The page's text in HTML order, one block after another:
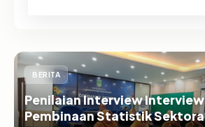
BERITA
Penilaian Interview Interview
Pembinaan Statistik